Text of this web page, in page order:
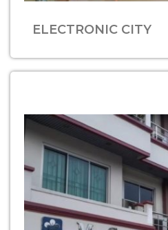
ELECTRONIC CITY